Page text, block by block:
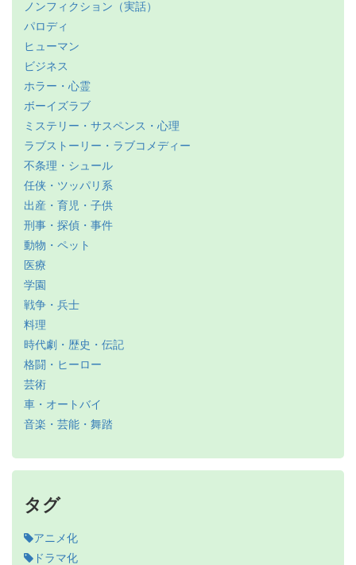
ノンフィクション（実話）
パロディ
ヒューマン
ビジネス
ホラー・心霊
ボーイズラブ
ミステリー・サスペンス・心理
ラブストーリー・ラブコメディー
不条理・シュール
任侠・ツッパリ系
出産・育児・子供
刑事・探偵・事件
動物・ペット
医療
学園
戦争・兵士
料理
時代劇・歴史・伝記
格闘・ヒーロー
芸術
車・オートバイ
音楽・芸能・舞踏
タグ
アニメ化
ドラマ化